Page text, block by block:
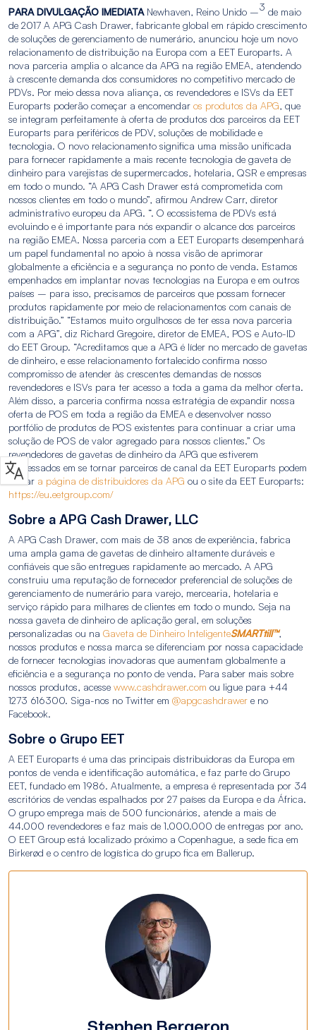
PARA DIVULGAÇÃO IMEDIATANewhaven, Reino Unido –3 de maio
de 2017 A APG Cash Drawer, fabricante global em rápido crescimento
de soluções de gerenciamento de numerário, anunciou hoje um novo
relacionamento de distribuição na Europa com a EET Europarts. A
nova parceria amplia o alcance da APG na região EMEA, atendendo
à crescente demanda dos consumidores no competitivo mercado de
PDVs. Por meio dessa nova aliança, os revendedores e ISVs da EET
Europarts poderão começar a encomendar os produtos da APG, que
se integram perfeitamente à oferta de produtos dos parceiros da EET
Europarts para periféricos de PDV, soluções de mobilidade e
tecnologia. O novo relacionamento significa uma missão unificada
para fornecer rapidamente a mais recente tecnologia de gaveta de
dinheiro para varejistas de supermercados, hotelaria, QSR e empresas
em todo o mundo. “A APG Cash Drawer está comprometida com
nossos clientes em todo o mundo”, afirmou Andrew Carr, diretor
administrativo europeu da APG. “. O ecossistema de PDVs está
evoluindo e é importante para nós expandir o alcance dos parceiros
na região EMEA. Nossa parceria com a EET Europarts desempenhará
um papel fundamental no apoio à nossa visão de aprimorar
globalmente a eficiência e a segurança no ponto de venda. Estamos
empenhados em implantar novas tecnologias na Europa e em outros
países – para isso, precisamos de parceiros que possam fornecer
produtos rapidamente por meio de relacionamentos com canais de
distribuição.” “Estamos muito orgulhosos de ter essa nova parceria
com a APG”, diz Richard Gregoire, diretor de EMEA, POS e Auto-ID
do EET Group. “Acreditamos que a APG é líder no mercado de gavetas
de dinheiro, e esse relacionamento fortalecido confirma nosso
compromisso de atender às crescentes demandas de nossos
revendedores e ISVs para ter acesso a toda a gama da melhor oferta.
Além disso, a parceria confirma nossa estratégia de expandir nossa
oferta de POS em toda a região da EMEA e desenvolver nosso
portfólio de produtos de POS existentes para continuar a criar uma
solução de POS de valor agregado para nossos clientes.” Os
revendedores de gavetas de dinheiro da APG que estiverem
interessados em se tornar parceiros de canal da EET Europarts podem
visitar a página de distribuidores da APG ou o site da EET Europarts:
https://eu.eetgroup.com/
Sobre a APG Cash Drawer, LLC
A APG Cash Drawer, com mais de 38 anos de experiência, fabrica
uma ampla gama de gavetas de dinheiro altamente duráveis e
confiáveis que são entregues rapidamente ao mercado. A APG
construiu uma reputação de fornecedor preferencial de soluções de
gerenciamento de numerário para varejo, mercearia, hotelaria e
serviço rápido para milhares de clientes em todo o mundo. Seja na
nossa gaveta de dinheiro de aplicação geral, em soluções
personalizadas ou na Gaveta de Dinheiro InteligenteSMARTtill™,
nossos produtos e nossa marca se diferenciam por nossa capacidade
de fornecer tecnologias inovadoras que aumentam globalmente a
eficiência e a segurança no ponto de venda. Para saber mais sobre
nossos produtos, acesse www.cashdrawer.com ou ligue para +44
1273 616300. Siga-nos no Twitter em @apgcashdrawer e no
Facebook.
Sobre o Grupo EET
A EET Europarts é uma das principais distribuidoras da Europa em
pontos de venda e identificação automática, e faz parte do Grupo
EET, fundado em 1986. Atualmente, a empresa é representada por 34
escritórios de vendas espalhados por 27 países da Europa e da África.
O grupo emprega mais de 500 funcionários, atende a mais de
44.000 revendedores e faz mais de 1.000.000 de entregas por ano.
O EET Group está localizado próximo a Copenhague, a sede fica em
Birkerød e o centro de logística do grupo fica em Ballerup.